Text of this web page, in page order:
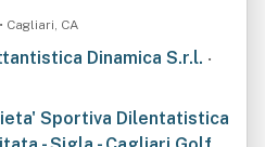
• Cagliari, CA
Dinamica S.r.l. •
Sportiva Dilentatistica